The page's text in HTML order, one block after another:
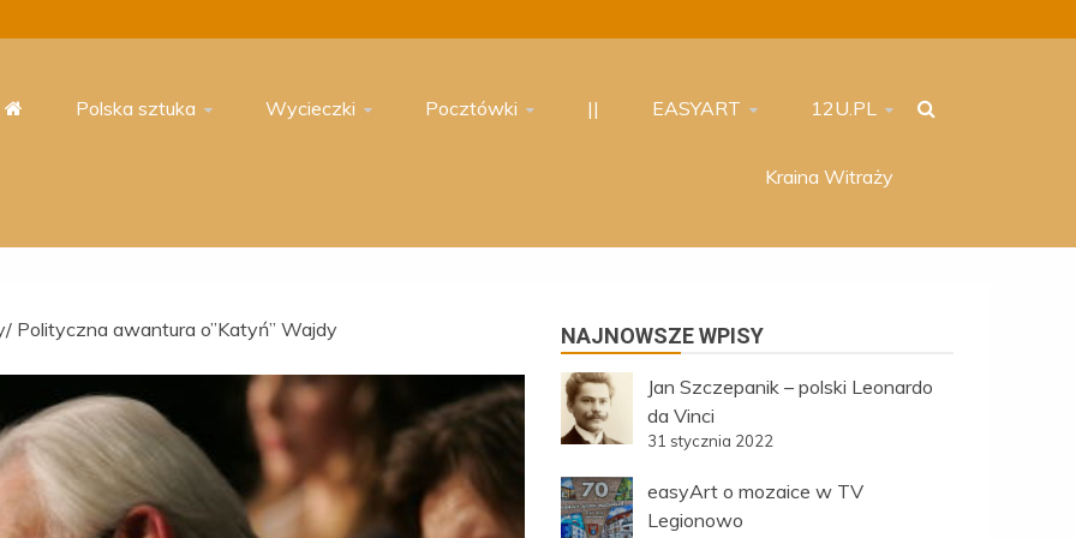
Polska sztuka Wycieczki Pocztówki || EASYART 12U.PL
Kraina Witraży
Polityczna awantura o”Katyń” Wajdy NAJNOWSZE WPISY
Jan Szczepanik – polski Leonardo
da Vinci
31 stycznia 2022
easyArt o mozaice w TV
Legionowo